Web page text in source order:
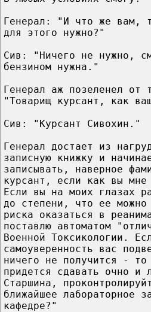
Генерал: "И что же вам,
для этого нужно?"
Сив: "Ничего не нужно,
бензином нужна."
Генерал аж позеленел от
"Товарищ курсант, как
Сив: "Курсант Сивохин."
Генерал достает из
записную книжку и
записывать, наверное
курсант, если как вы
Если вы на моих глазах
до степени, что ее можно
риска оказаться в
поставлю автоматом
Военной Токсикологии.
самоуверенность вас
ничего не получится - то
придется сдавать очно и
Старшина,
ближайшее лабораторное
кафедре?"